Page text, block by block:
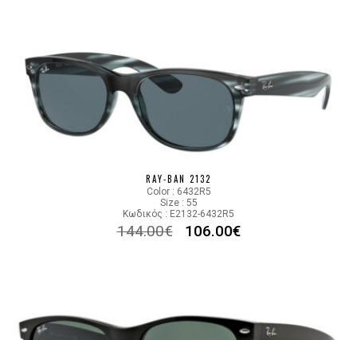
RAY-BAN 2132
Color : 6432R5
Size : 55
Κωδικός : E2132-6432R5
144.00€ 106.00€